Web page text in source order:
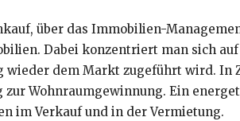
über das Immobilien-
Dabei konzentriert man sich
wieder dem Markt zugeführt wird. In
Wohnraumgewinnung. Ein
im Verkauf und in der Vermietung.